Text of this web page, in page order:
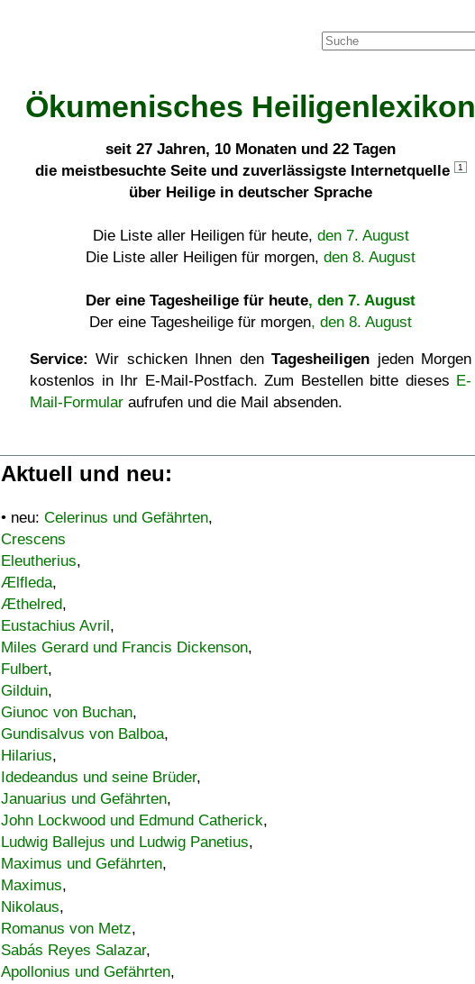
Ökumenisches Heiligenlexikon
seit 27 Jahren, 10 Monaten und 22 Tagen
die meistbesuchte Seite und zuverlässigste Internetquelle
1
über Heilige in deutscher Sprache
Die Liste aller Heiligen für heute, den 7. August
Die Liste aller Heiligen für morgen, den 8. August
Der eine Tagesheilige für heute, den 7. August
Der eine Tagesheilige für morgen, den 8. August
Service: Wir schicken Ihnen denTagesheiligen jeden Morgen
kostenlos in Ihr E-Mail-Postfach. Zum Bestellen bitte dieses E-
Mail-Formular aufrufen und die Mail absenden.
Aktuell und neu:
• neu: Celerinus und Gefährten,
Crescens
Eleutherius,
Ælfleda,
Æthelred,
Eustachius Avril,
Miles Gerard und Francis Dickenson,
Fulbert,
Gilduin,
Giunoc von Buchan,
Gundisalvus von Balboa,
Hilarius,
Idedeandus und seine Brüder,
Januarius und Gefährten,
John Lockwood und Edmund Catherick,
Ludwig Ballejus und Ludwig Panetius,
Maximus und Gefährten,
Maximus,
Nikolaus,
Romanus von Metz,
Sabás Reyes Salazar,
Apollonius und Gefährten,